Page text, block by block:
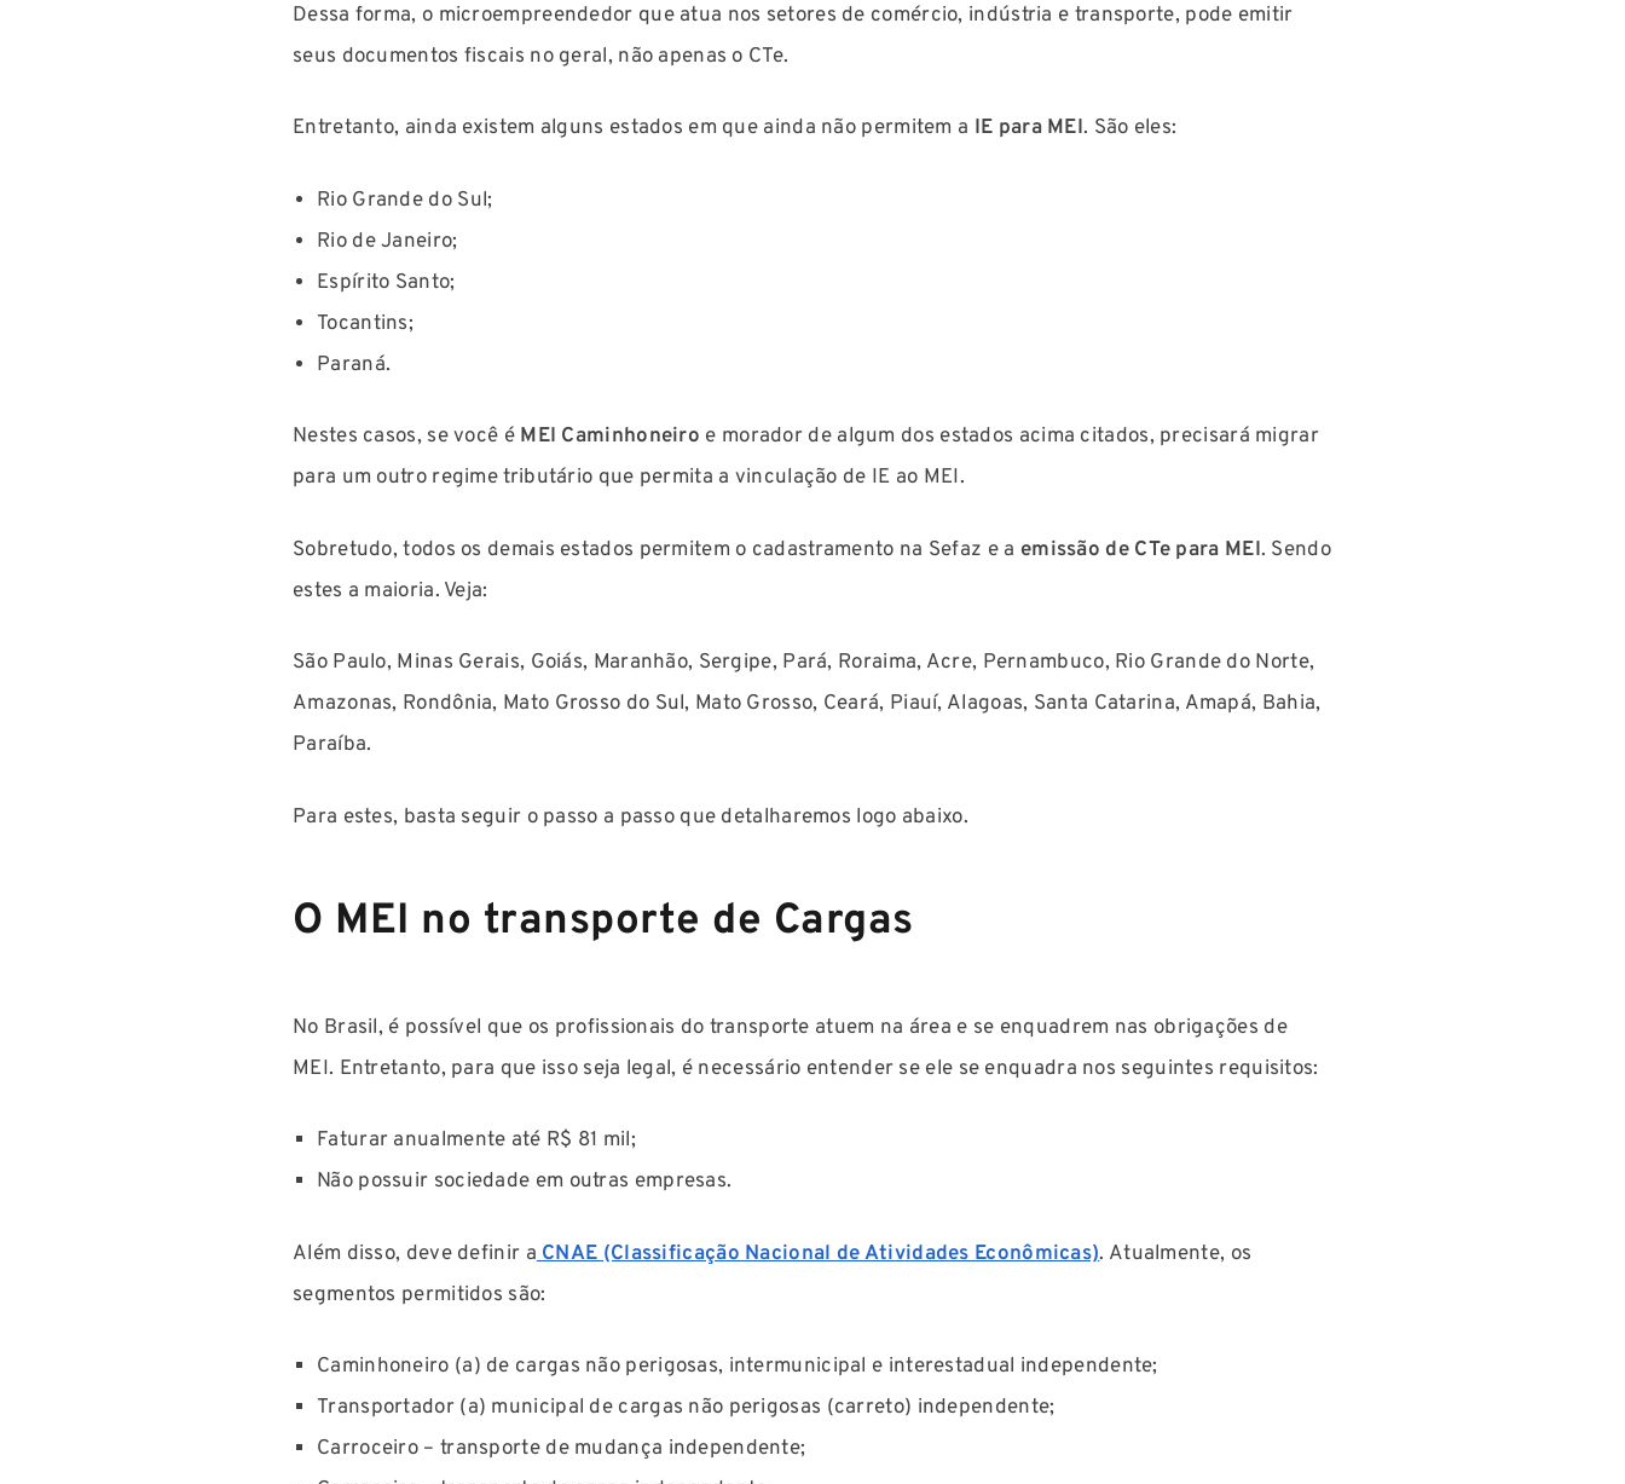
Dessa forma, o microempreendedor que atua nos setores de comércio, indústria e transporte, pode emitir
seus documentos fiscais no geral, não apenas o CTe.
Entretanto, ainda existem alguns estados em que ainda não permitem a IE para MEI. São eles:
Rio Grande do Sul;
Rio de Janeiro;
Espírito Santo;
Tocantins;
Paraná.
Nestes casos, se você é MEI Caminhoneiro e morador de algum dos estados acima citados, precisará migrar
para um outro regime tributário que permita a vinculação de IE ao MEI.
Sobretudo, todos os demais estados permitem o cadastramento na Sefaz e a emissão de CTe para MEI. Sendo
estes a maioria. Veja:
São Paulo, Minas Gerais, Goiás, Maranhão, Sergipe, Pará, Roraima, Acre, Pernambuco, Rio Grande do Norte,
Amazonas, Rondônia, Mato Grosso do Sul, Mato Grosso, Ceará, Piauí, Alagoas, Santa Catarina, Amapá, Bahia,
Paraíba.
Para estes, basta seguir o passo a passo que detalharemos logo abaixo.
O MEI no transporte de Cargas
No Brasil, é possível que os profissionais do transporte atuem na área e se enquadrem nas obrigações de
MEI. Entretanto, para que isso seja legal, é necessário entender se ele se enquadra nos seguintes requisitos:
Faturar anualmente até R$ 81 mil;
Não possuir sociedade em outras empresas.
Além disso, deve definir aCNAE (Classificação Nacional de Atividades Econômicas). Atualmente, os
segmentos permitidos são:
Caminhoneiro (a) de cargas não perigosas, intermunicipal e interestadual independente;
Transportador (a) municipal de cargas não perigosas (carreto) independente;
Carroceiro – transporte de mudança independente;